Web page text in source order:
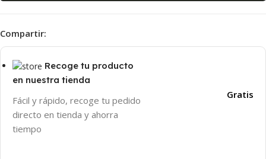
Compartir:
Recoge tu producto
en nuestra tienda
Fácil y rápido, recoge tu pedido
directo en tienda y ahorra
tiempo
Gratis